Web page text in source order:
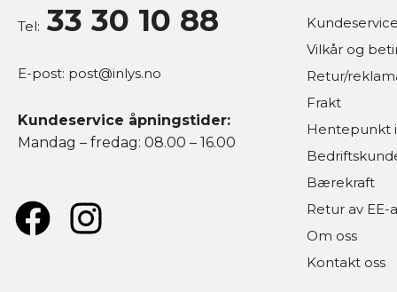
Tel: 33 30 10 88
E-post: post@inlys.no
Kundeservice åpningstider:
Mandag – fredag: 08.00 – 16.00
Vilkår og
Retur/
Frakt
Hentepunkt
Bærekraft
Retur av EE-
Om oss
Kontakt oss